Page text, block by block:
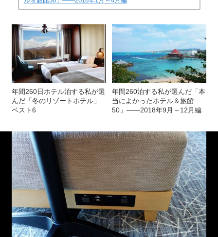
年間260日ホテル泊する私が選
んだ「冬のリゾートホテル」
ベスト6
年間260泊する私が選んだ「本
当によかったホテル＆旅館
50」――2018年9月～12月編